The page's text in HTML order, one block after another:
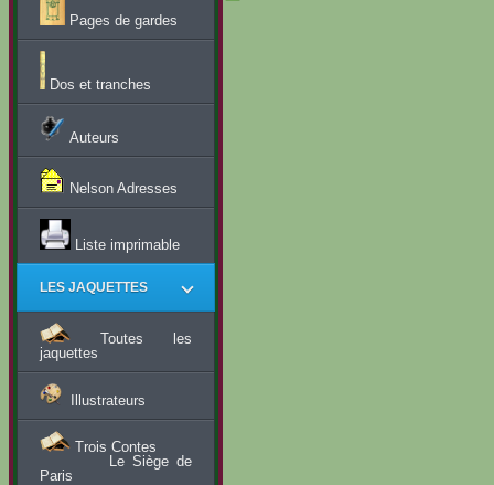
Pages de gardes
Dos et tranches
Auteurs
Nelson Adresses
Liste imprimable
LES JAQUETTES
Toutes les
jaquettes
Illustrateurs
Trois Contes
Le Siège de
Paris